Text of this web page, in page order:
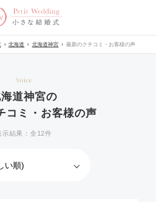
北海道 北海道神宮 最新のクチコミ・お客様の声
Voice
道神宮の
コミ・お客様の声
示結果：全12件